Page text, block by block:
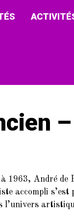
1963, André de
accompli